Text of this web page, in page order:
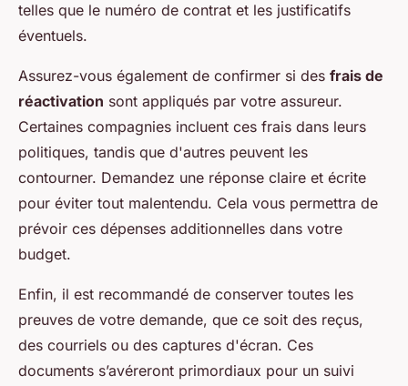
telles que le numéro de contrat et les justificatifs
éventuels.
Assurez-vous également de confirmer si des frais de
réactivation sont appliqués par votre assureur.
Certaines compagnies incluent ces frais dans leurs
politiques, tandis que d'autres peuvent les
contourner. Demandez une réponse claire et écrite
pour éviter tout malentendu. Cela vous permettra de
prévoir ces dépenses additionnelles dans votre
budget.
Enfin, il est recommandé de conserver toutes les
preuves de votre demande, que ce soit des reçus,
des courriels ou des captures d'écran. Ces
documents s’avéreront primordiaux pour un suivi